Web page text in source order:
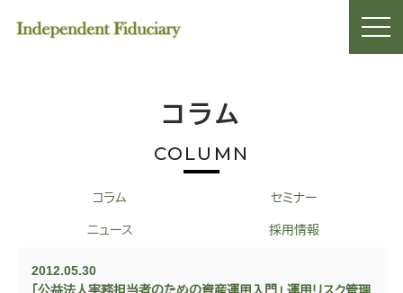
コラム
COLUMN
コラム セミナー
ニュース 採用情報
2012.05.30